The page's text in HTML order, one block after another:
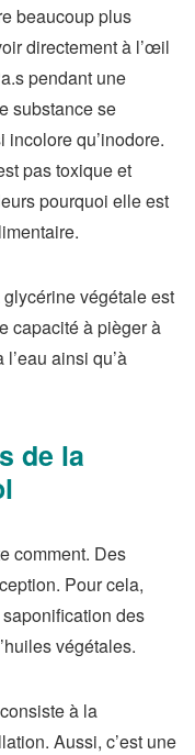
beaucoup plus
directement à l’œil
pendant une
substance se
qu’inodore.
pas toxique et
pourquoi elle est
végétale est
capacité à pièger à
ainsi qu’à
de la
comment. Des
Pour cela,
des
végétales.
à la
Aussi, c’est une